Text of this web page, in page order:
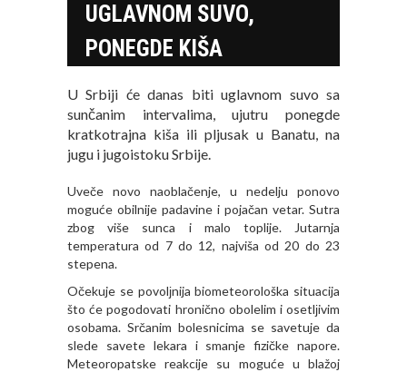
UGLAVNOM SUVO,
PONEGDE KIŠA
U Srbiji će danas biti uglavnom suvo sa
sunčanim intervalima, ujutru ponegde
kratkotrajna kiša ili pljusak u Banatu, na
jugu i jugoistoku Srbije.
Uveče novo naoblačenje, u nedelju ponovo
moguće obilnije padavine i pojačan vetar. Sutra
zbog više sunca i malo toplije. Jutarnja
temperatura od 7 do 12, najviša od 20 do 23
stepena.
Očekuje se povolјnija biometeorološka situacija
što će pogodovati hronično obolelim i osetlјivim
osobama. Srčanim bolesnicima se savetuje da
slede savete lekara i smanje fizičke napore.
Meteoropatske reakcije su moguće u blažoj